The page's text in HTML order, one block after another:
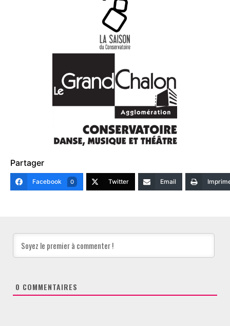
Partager
Facebook 0 Twitter Email
0 COMMENTAIRES